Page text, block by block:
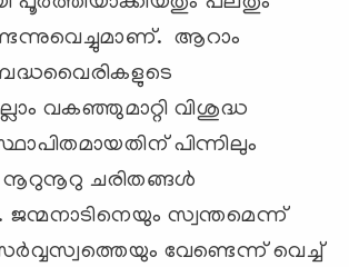
ആറാം
ബദ്ധവൈരികളുടെ
വകഞ്ഞുമാറ്റി വിശുദ്ധ
പിന്നിലും
നൂറുനൂറു ചരിതങ്ങള്‍
സ്വന്തമെന്ന്
വേണ്ടെന്ന് വെച്ച്